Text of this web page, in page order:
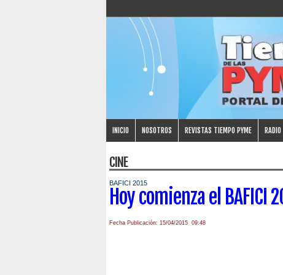
INICIO NOSOTROS REVISTAS TIEMPO PYME RADIO
CINE
BAFICI 2015
Hoy comienza el BAFICI
Fecha Publicación: 15/04/2015 09:48